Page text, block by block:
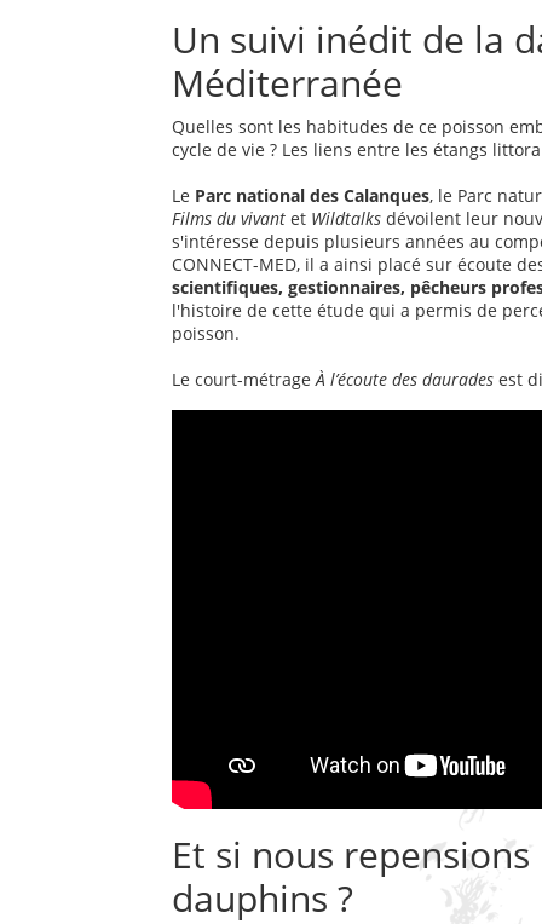
Un suivi inédit de la
Méditerranée
Quelles sont les habitudes de ce poisson
cycle de vie ? Les liens entre les étangs
Le Parc national des Calanques, le Parc
Films du vivant et Wildtalks dévoilent leur
s'intéresse depuis plusieurs années au
CONNECT-MED, il a ainsi placé sur écoute
scientifiques, gestionnaires, pêcheurs
l'histoire de cette étude qui a permis de
poisson.
Le court-métrageÀ l’écoute des daurades est
Et si nous
dauphins ?